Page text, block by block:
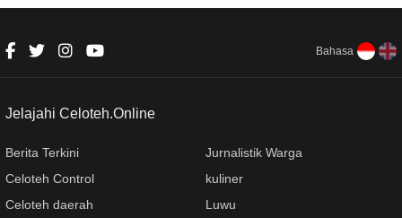
Saluran Kanal
Bahasa
Jelajahi Celoteh.Online
Berita Terkini
Celoteh Control
Celoteh daerah
Jurnalistik Warga
kuliner
Luwu